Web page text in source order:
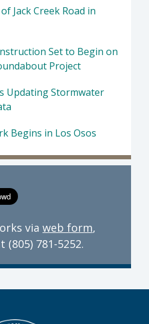
Jack Creek Road in
Set to Begin on
Project
Updating Stormwater
Begins in Los Osos
via web form,
(805) 781-5252.